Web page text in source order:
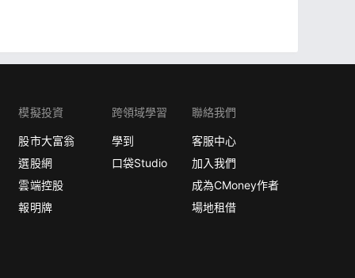
模擬投資
股市大富翁
選股網
雲端控股
報明牌
跨領域學習
學到
口袋Studio
聯絡我們
客服中心
加入我們
成為CMoney作者
場地租借